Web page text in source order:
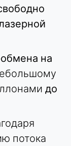
на
до
потока